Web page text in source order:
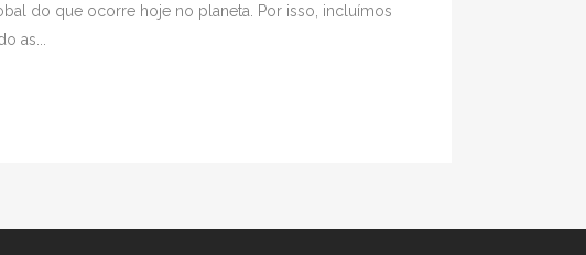
do que ocorre hoje no planeta. Por isso, incluímos
as...